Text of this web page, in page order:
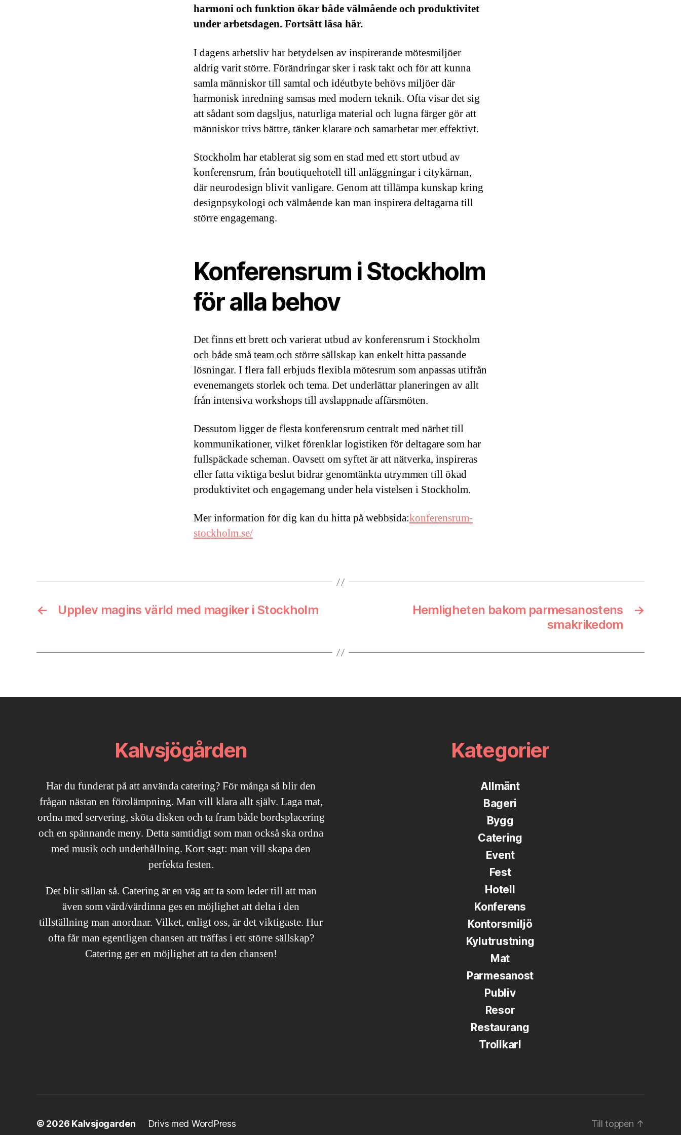
harmoni och funktion ökar både välmående och produktivitet
under arbetsdagen. Fortsätt läsa här.
I dagens arbetsliv har betydelsen av inspirerande mötesmiljöer
aldrig varit större. Förändringar sker i rask takt och för att kunna
samla människor till samtal och idéutbyte behövs miljöer där
harmonisk inredning samsas med modern teknik. Ofta visar det sig
att sådant som dagsljus, naturliga material och lugna färger gör att
människor trivs bättre, tänker klarare och samarbetar mer effektivt.
Stockholm har etablerat sig som en stad med ett stort utbud av
konferensrum, från boutiquehotell till anläggningar i citykärnan,
där neurodesign blivit vanligare. Genom att tillämpa kunskap kring
designpsykologi och välmående kan man inspirera deltagarna till
större engagemang.
Konferensrum i Stockholm
för alla behov
Det finns ett brett och varierat utbud av konferensrum i Stockholm
och både små team och större sällskap kan enkelt hitta passande
lösningar. I flera fall erbjuds flexibla mötesrum som anpassas utifrån
evenemangets storlek och tema. Det underlättar planeringen av allt
från intensiva workshops till avslappnade affärsmöten.
Dessutom ligger de flesta konferensrum centralt med närhet till
kommunikationer, vilket förenklar logistiken för deltagare som har
fullspäckade scheman. Oavsett om syftet är att nätverka, inspireras
eller fatta viktiga beslut bidrar genomtänkta utrymmen till ökad
produktivitet och engagemang under hela vistelsen i Stockholm.
Mer information för dig kan du hitta på webbsida:konferensrum-
stockholm.se/
← Upplev magins värld med magiker i Stockholm →
Hemligheten bakom parmesanostens
smakrikedom
Kalvsjögården
Har du funderat på att använda catering? För många så blir den
frågan nästan en förolämpning. Man vill klara allt själv. Laga mat,
ordna med servering, sköta disken och ta fram både bordsplacering
och en spännande meny. Detta samtidigt som man också ska ordna
med musik och underhållning. Kort sagt: man vill skapa den
perfekta festen.
Det blir sällan så. Catering är en väg att ta som leder till att man
även som värd/värdinna ges en möjlighet att delta i den
tillställning man anordnar. Vilket, enligt oss, är det viktigaste. Hur
ofta får man egentligen chansen att träffas i ett större sällskap?
Catering ger en möjlighet att ta den chansen!
Kategorier
Allmänt
Bageri
Bygg
Catering
Event
Fest
Hotell
Konferens
Kontorsmiljö
Kylutrustning
Mat
Parmesanost
Publiv
Resor
Restaurang
Trollkarl
© 2026 Kalvsjogarden Drivs med WordPress Till toppen ↑